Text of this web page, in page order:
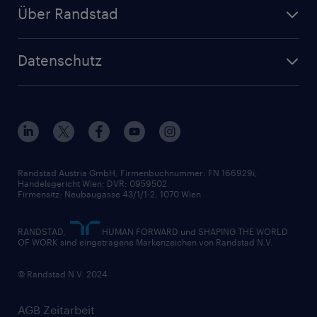
Lager & Logistik
Randstad Operational
HR-Portal
Über Randstad
Unsere Historie
Datenschutz
Nutzungsbestimmungen
Widerrufsformular
AGB Zeitarbeit
Randstad Austria GmbH, Firmenbuchnummer: FN 166929i,
Handelsgericht Wien; DVR: 0959502
Firmensitz: Neubaugasse 43/1/1-2, 1070 Wien
RANDSTAD,
HUMAN FORWARD und SHAPING THE WORLD
OF WORK sind eingetragene Markenzeichen von Randstad N.V.
© Randstad N.V. 2024